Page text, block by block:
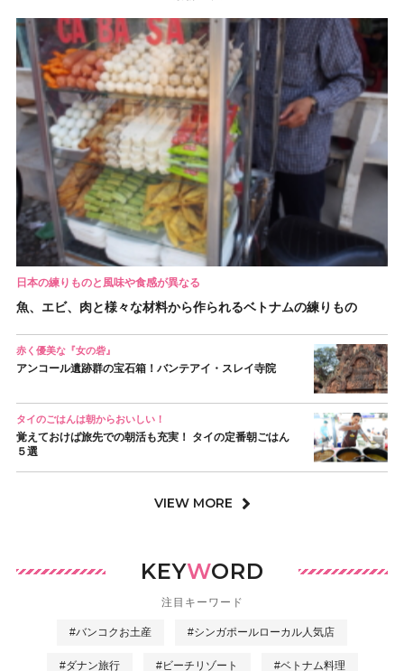
日本の練りものと風味や食感が異なる
魚、エビ、肉と様々な材料から作られるベトナムの練りもの
赤く優美な『女の砦』
アンコール遺跡群の宝石箱！バンテアイ・スレイ寺院
タイのごはんは朝からおいしい！
覚えておけば旅先での朝活も充実！ タイの定番朝ごはん
５選
VIEW MORE
KEYWORD
注目キーワード
#バンコクお土産 #シンガポールローカル人気店
#ダナン旅行 #ビーチリゾート #ベトナム料理